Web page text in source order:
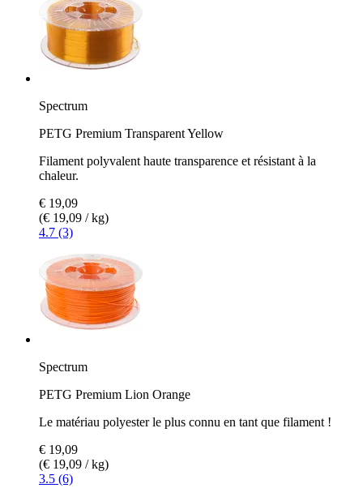
Spectrum
PETG Premium Transparent Yellow
Filament polyvalent haute transparence et résistant à la
chaleur.
€ 19,09
(€ 19,09 / kg)
4.7 (3)
Spectrum
PETG Premium Lion Orange
Le matériau polyester le plus connu en tant que filament !
€ 19,09
(€ 19,09 / kg)
3.5 (6)